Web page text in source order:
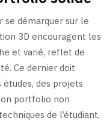
démarquer sur le
3D encouragent les
et varié, reflet de
Ce dernier doit
des projets
portfolio non
de l’étudiant,